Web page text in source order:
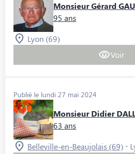
Monsieur Gérard
95 ans
Lyon (69)
Voir
Publié le lundi 27 mai 2024
Monsieur Didier
63 ans
Belleville-en-Beaujolais (69) -